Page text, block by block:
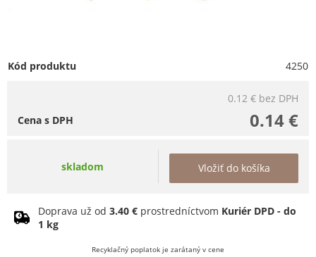
Kód produktu 4250
0.12 € bez DPH
0.14 €
Cena s DPH
skladom Vložiť do košíka
Doprava už od 3.40 € prostredníctvom Kuriér DPD - do
1 kg
Recyklačný poplatok je zarátaný v cene